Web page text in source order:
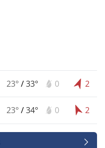
23° /33° 0 2
23° /34° 0 2